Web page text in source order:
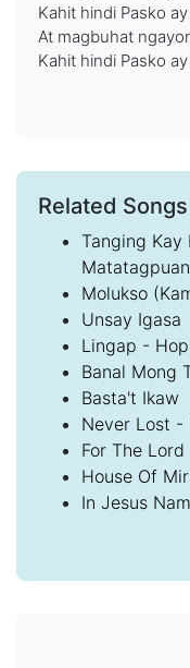
Kahit hindi Pasko
At magbuhat
Kahit hindi Pasko
Related Songs
Tanging Kay
Molukso
Unsay Igasa
Lingap -
Banal Mong
Basta't Ikaw
Never Lost -
For The
House Of
In Jesus